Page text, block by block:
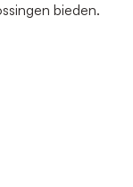
bieden.